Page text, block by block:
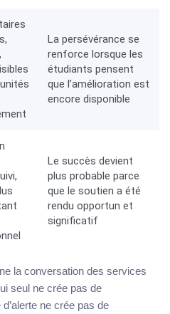
La persévérance se
renforce lorsque les
étudiants pensent
que l’amélioration est
encore disponible
Le succès devient
plus probable parce
que le soutien a été
rendu opportun et
significatif
la conversation des services
seul ne crée pas de
ne crée pas de